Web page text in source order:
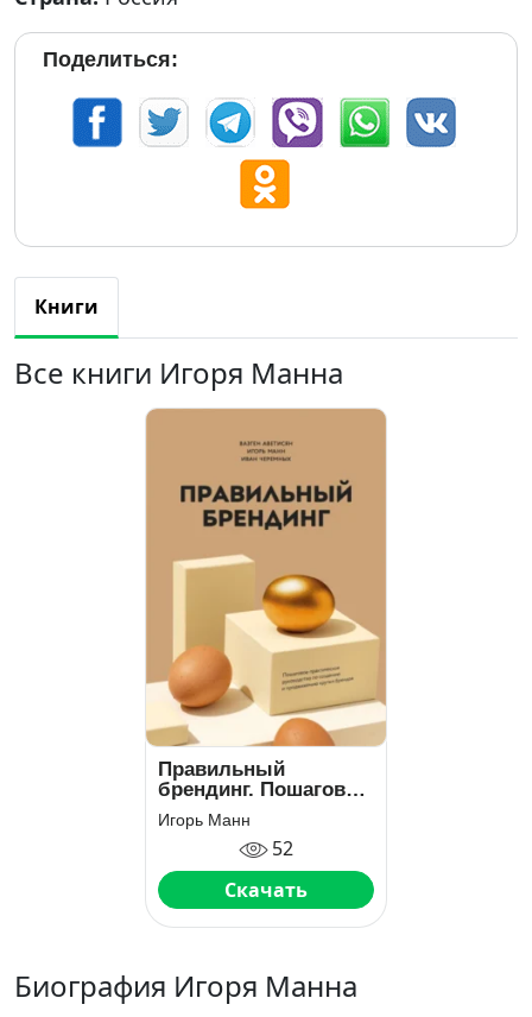
Поделиться:
Книги
Все книги Игоря Манна
Правильный
брендинг. Пошаговое
практическое
руководство по
созданию и
продвижению
крутых брендов
Игорь Манн
52
Скачать
Биография Игоря Манна